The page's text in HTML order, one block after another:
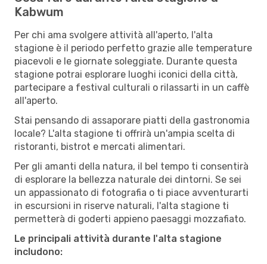
Kabwum
Per chi ama svolgere attività all'aperto, l'alta
stagione è il periodo perfetto grazie alle temperature
piacevoli e le giornate soleggiate. Durante questa
stagione potrai esplorare luoghi iconici della città,
partecipare a festival culturali o rilassarti in un caffè
all'aperto.
Stai pensando di assaporare piatti della gastronomia
locale? L'alta stagione ti offrirà un'ampia scelta di
ristoranti, bistrot e mercati alimentari.
Per gli amanti della natura, il bel tempo ti consentirà
di esplorare la bellezza naturale dei dintorni. Se sei
un appassionato di fotografia o ti piace avventurarti
in escursioni in riserve naturali, l'alta stagione ti
permetterà di goderti appieno paesaggi mozzafiato.
Le principali attività durante l'alta stagione
includono: